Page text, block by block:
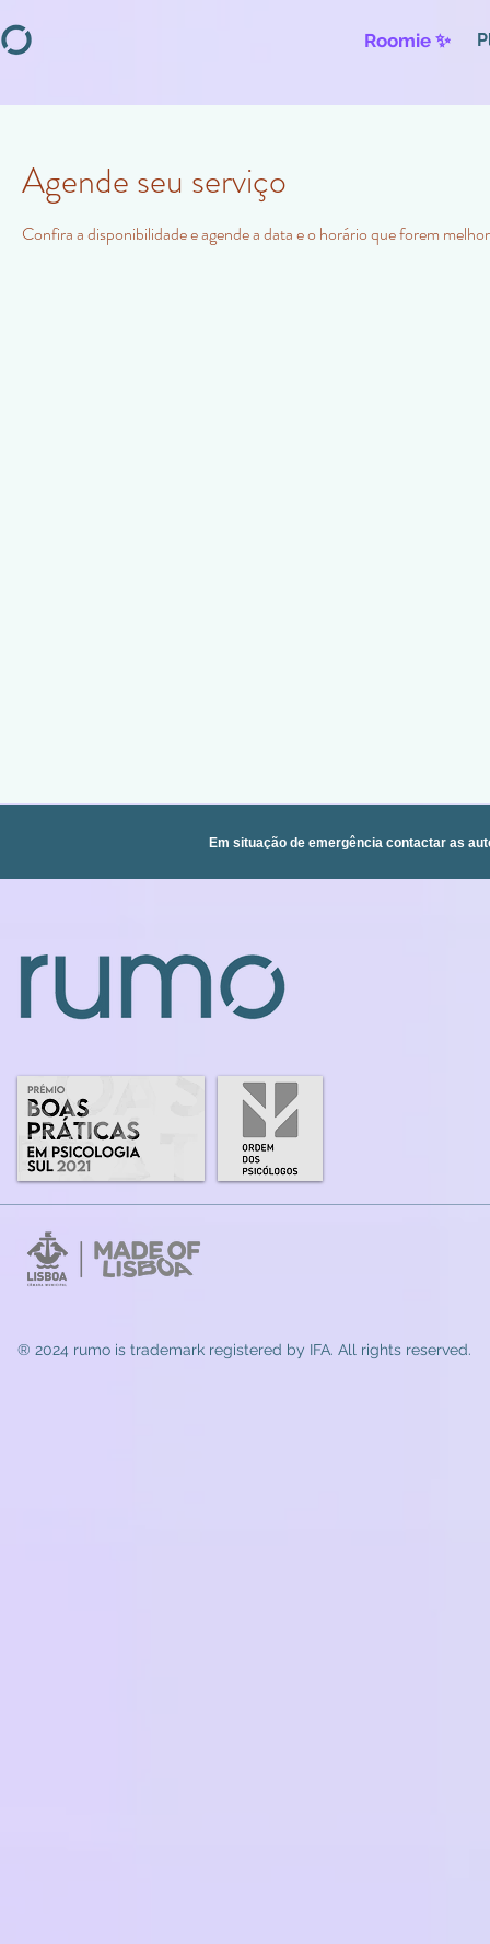
Roomie ✨
Agende seu serviço
Confira a disponibilidade e agende a data e o horário que forem
Em situação de emergência contactar as
® 2024 rumo is trademark registered by IFA. All rights reserved.